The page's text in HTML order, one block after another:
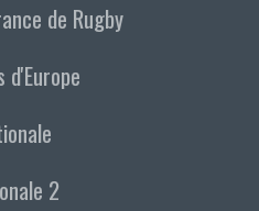
de Rugby
d'Europe
2